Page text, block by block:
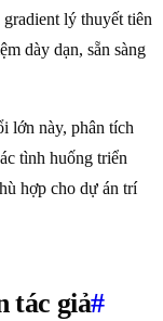
lý thuyết tiên
dày dạn, sẵn sàng
lớn này, phân tích
tình huống triển
hợp cho dự án trí
tác giả#